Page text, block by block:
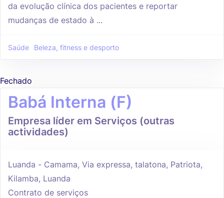
da evolução clínica dos pacientes e reportar
mudanças de estado à ...
Saúde Beleza, fitness e desporto
Fechado
Babá Interna (F)
Empresa líder em Serviços (outras
actividades)
Luanda - Camama, Via expressa, talatona, Patriota,
Kilamba, Luanda
Contrato de serviços